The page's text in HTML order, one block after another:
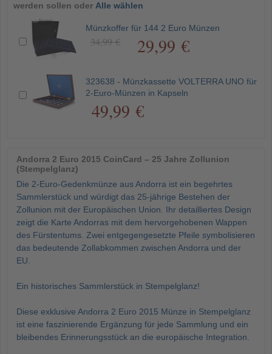
werden sollen oder Alle wählen
Münzkoffer für 144 2 Euro Münzen
34,99 € 29,99 €
323638 - Münzkassette VOLTERRA UNO für
2-Euro-Münzen in Kapseln
49,99 €
Andorra 2 Euro 2015 CoinCard – 25 Jahre Zollunion
(Stempelglanz)
Die 2-Euro-Gedenkmünze aus Andorra ist ein begehrtes
Sammlerstück und würdigt das 25-jährige Bestehen der
Zollunion mit der Europäischen Union. Ihr detailliertes Design
zeigt die Karte Andorras mit dem hervorgehobenen Wappen
des Fürstentums. Zwei entgegengesetzte Pfeile symbolisieren
das bedeutende Zollabkommen zwischen Andorra und der
EU.
Ein historisches Sammlerstück in Stempelglanz!
Diese exklusive Andorra 2 Euro 2015 Münze in Stempelglanz
ist eine faszinierende Ergänzung für jede Sammlung und ein
bleibendes Erinnerungsstück an die europäische Integration.